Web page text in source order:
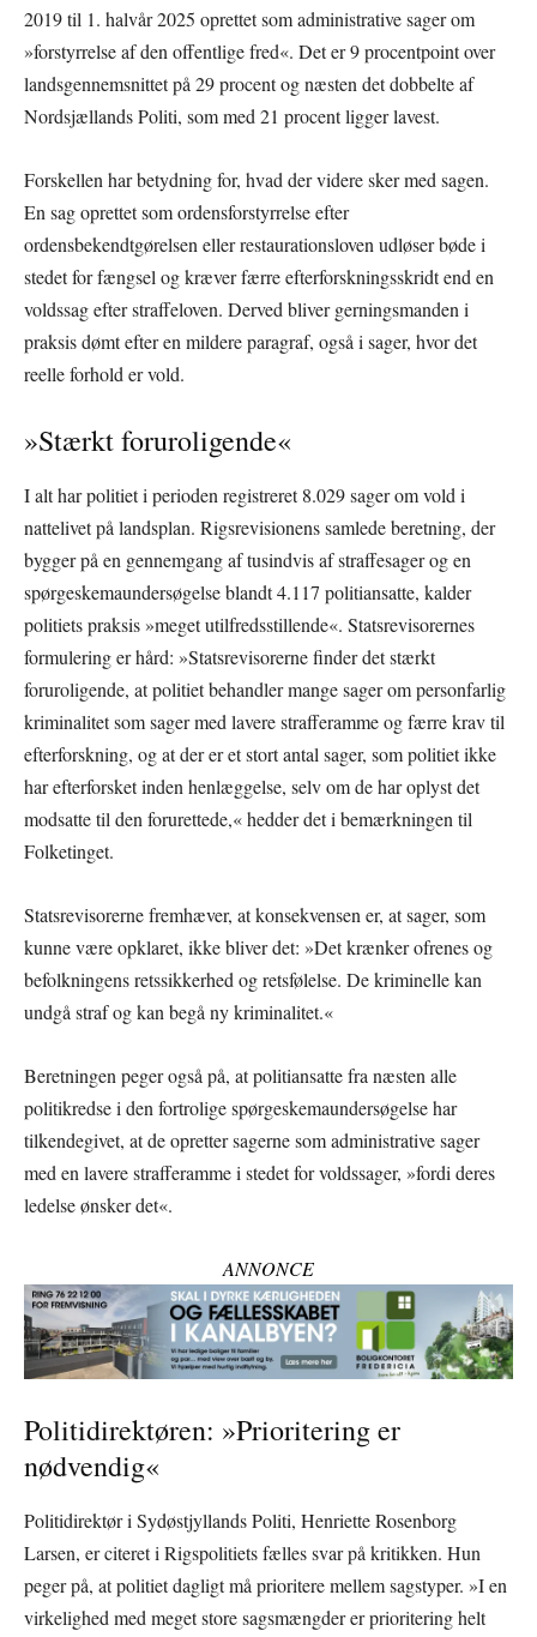
2019 til 1. halvår 2025 oprettet som administrative sager om
»forstyrrelse af den offentlige fred«. Det er 9 procentpoint over
landsgennemsnittet på 29 procent og næsten det dobbelte af
Nordsjællands Politi, som med 21 procent ligger lavest.
Forskellen har betydning for, hvad der videre sker med sagen.
En sag oprettet som ordensforstyrrelse efter
ordensbekendtgørelsen eller restaurationsloven udløser bøde i
stedet for fængsel og kræver færre efterforskningsskridt end en
voldssag efter straffeloven. Derved bliver gerningsmanden i
praksis dømt efter en mildere paragraf, også i sager, hvor det
reelle forhold er vold.
»Stærkt foruroligende«
I alt har politiet i perioden registreret 8.029 sager om vold i
nattelivet på landsplan. Rigsrevisionens samlede beretning, der
bygger på en gennemgang af tusindvis af straffesager og en
spørgeskemaundersøgelse blandt 4.117 politiansatte, kalder
politiets praksis »meget utilfredsstillende«. Statsrevisorernes
formulering er hård: »Statsrevisorerne finder det stærkt
foruroligende, at politiet behandler mange sager om personfarlig
kriminalitet som sager med lavere strafferamme og færre krav til
efterforskning, og at der er et stort antal sager, som politiet ikke
har efterforsket inden henlæggelse, selv om de har oplyst det
modsatte til den forurettede,« hedder det i bemærkningen til
Folketinget.
Statsrevisorerne fremhæver, at konsekvensen er, at sager, som
kunne være opklaret, ikke bliver det: »Det krænker ofrenes og
befolkningens retssikkerhed og retsfølelse. De kriminelle kan
undgå straf og kan begå ny kriminalitet.«
Beretningen peger også på, at politiansatte fra næsten alle
politikredse i den fortrolige spørgeskemaundersøgelse har
tilkendegivet, at de opretter sagerne som administrative sager
med en lavere strafferamme i stedet for voldssager, »fordi deres
ledelse ønsker det«.
ANNONCE
Politidirektøren: »Prioritering er
nødvendig«
Politidirektør i Sydøstjyllands Politi, Henriette Rosenborg
Larsen, er citeret i Rigspolitiets fælles svar på kritikken. Hun
peger på, at politiet dagligt må prioritere mellem sagstyper. »I en
virkelighed med meget store sagsmængder er prioritering helt